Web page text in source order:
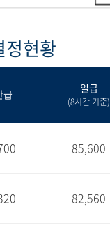
정현황
급 일급
(8시간 기준)
85,600
82,560